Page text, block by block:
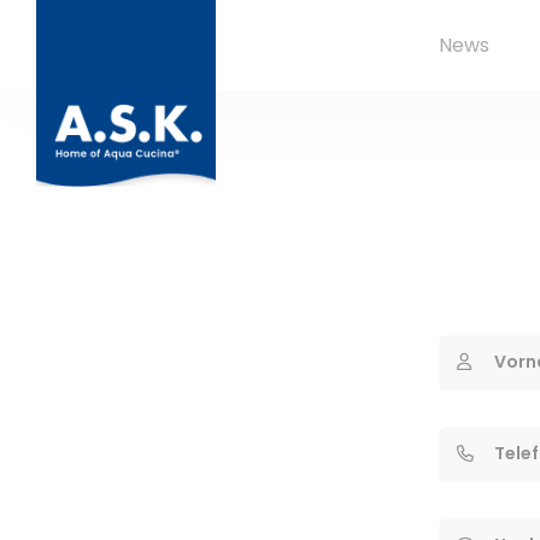
News